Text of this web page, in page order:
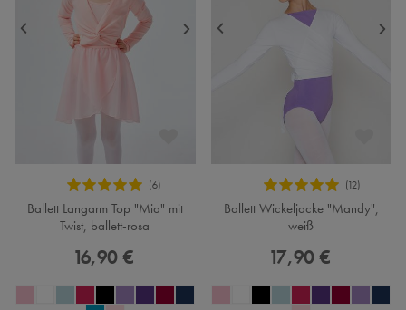
Ballett Langarm Top "Mia" mit
Twist, ballett-rosa
16,90 €
Ballett Wickeljacke "Mandy",
weiß
17,90 €